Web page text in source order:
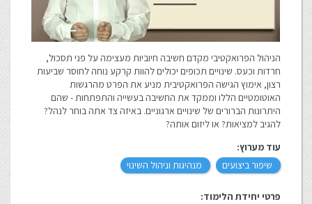
הניהול הפרואקטיבי מקדם חשיבה חיוביות מעצימה על פני תסכול,
חרדות וכעס. שינויים תכופים יכולים להוות קרקע נוחה לחוסר שביעות
רצון, אימוץ הגישה הפרואקטיבית מניע את הפרט מהרגשות
האוטומטיים הללו וממקד את החשיבה בעשייה והתפתחות - שהם
היתרונות הברורים של שינויים ארגוניים. באיזה צד אתה בוחר לנהל?
להגיב למציאות? או ליזום אותה?
עוד מערוץ:
שיפור ביצועים
מנהיגות וניהול השינוי
פרטי יחידת הלימוד: